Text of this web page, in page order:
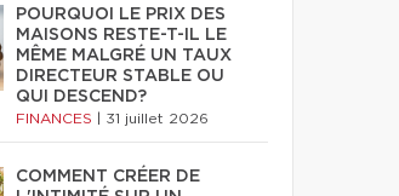
POURQUOI LE PRIX DES
MAISONS RESTE-T-IL LE
MÊME MALGRÉ UN TAUX
DIRECTEUR STABLE OU
QUI DESCEND?
FINANCES 31 juillet 2026
COMMENT CRÉER DE